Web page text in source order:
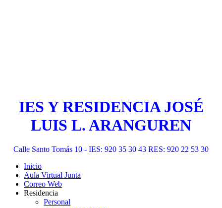
IES Y RESIDENCIA JOSÉ
LUIS L. ARANGUREN
Calle Santo Tomás 10 - IES: 920 35 30 43 RES: 920 22 53 30
Inicio
Aula Virtual Junta
Correo Web
Residencia
Personal